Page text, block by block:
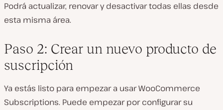
Podrá actualizar, renovar y desactivar todas ellas desde
esta misma área.
Paso 2: Crear un nuevo producto de
suscripción
Ya estás listo para empezar a usar WooCommerce
Subscriptions. Puede empezar por configurar su